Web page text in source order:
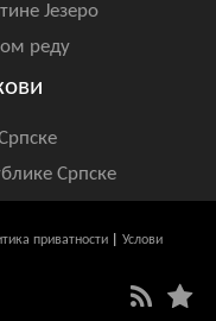
Језеро
реду
Српске
приватности
Услови